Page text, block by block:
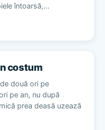
întoarsă,…
costum
două ori pe
pe an, nu după
prea deasă uzează